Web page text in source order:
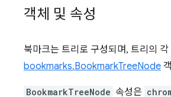
객체 및 속성
북마크는 트리로 구성되며, 트리의
bookmarks.BookmarkTreeNode
BookmarkTreeNode 속성은